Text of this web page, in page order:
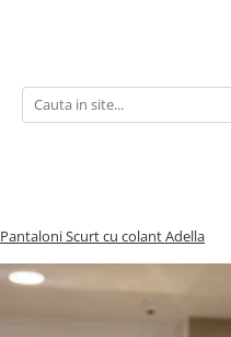
Pantaloni Scurt cu colant Adella